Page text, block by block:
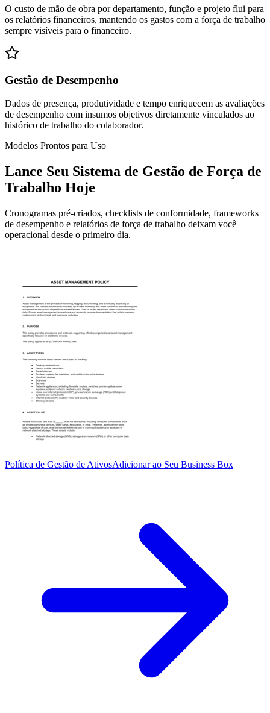
O custo de mão de obra por departamento, função e projeto flui para
os relatórios financeiros, mantendo os gastos com a força de trabalho
sempre visíveis para o financeiro.
Gestão de Desempenho
Dados de presença, produtividade e tempo enriquecem as avaliações
de desempenho com insumos objetivos diretamente vinculados ao
histórico de trabalho do colaborador.
Modelos Prontos para Uso
Lance Seu Sistema de Gestão de Força de
Trabalho Hoje
Cronogramas pré-criados, checklists de conformidade, frameworks
de desempenho e relatórios de força de trabalho deixam você
operacional desde o primeiro dia.
Política de Gestão de AtivosAdicionar ao Seu Business Box